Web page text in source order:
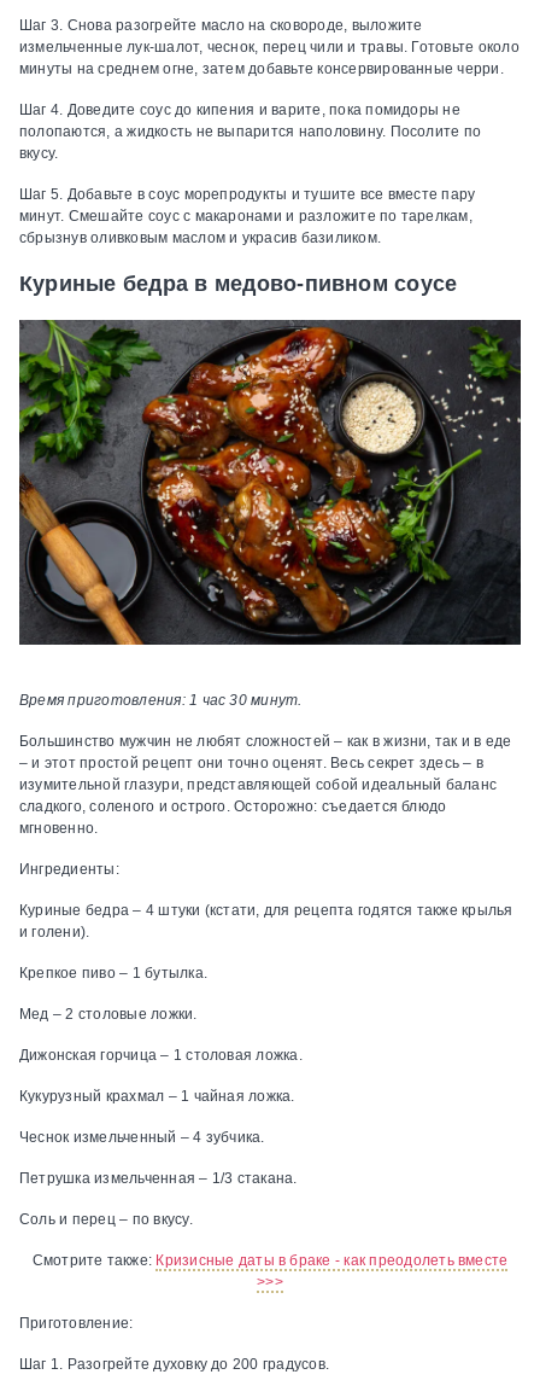
Шаг 3. Снова разогрейте масло на сковороде, выложите
измельченные лук-шалот, чеснок, перец чили и травы. Готовьте около
минуты на среднем огне, затем добавьте консервированные черри.
Шаг 4. Доведите соус до кипения и варите, пока помидоры не
полопаются, а жидкость не выпарится наполовину. Посолите по
вкусу.
Шаг 5.
Добавьте в соус морепродукты и тушите все вместе пару
минут. Смешайте соус с макаронами и разложите по тарелкам,
сбрызнув оливковым маслом и украсив базиликом.
Куриные бедра в медово-пивном соусе
Время приготовления: 1 час 30 минут.
Большинство мужчин не любят сложностей – как в жизни, так и в еде
– и этот простой рецепт они точно оценят. Весь секрет здесь – в
изумительной глазури, представляющей собой идеальный баланс
сладкого, соленого и острого. Осторожно: съедается блюдо
мгновенно.
Ингредиенты:
Куриные бедра – 4 штуки (кстати, для рецепта годятся также крылья
и голени).
Крепкое пиво – 1 бутылка.
Мед – 2 столовые ложки.
Дижонская горчица – 1 столовая ложка.
Кукурузный крахмал – 1 чайная ложка.
Чеснок измельченный – 4 зубчика.
Петрушка измельченная – 1/3 стакана.
Соль и перец – по вкусу.
Смотрите также: Кризисные даты в браке - как преодолеть вместе
>>>
Приготовление:
Шаг 1. Разогрейте духовку до 200 градусов.